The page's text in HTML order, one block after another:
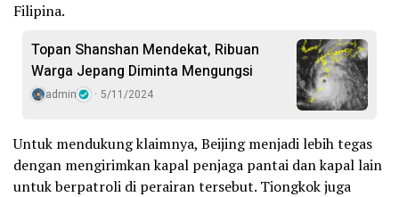
Filipina.
Topan Shanshan Mendekat, Ribuan
Warga Jepang Diminta Mengungsi
admin 5/11/2024
Untuk mendukung klaimnya, Beijing menjadi lebih tegas
dengan mengirimkan kapal penjaga pantai dan kapal lain
untuk berpatroli di perairan tersebut. Tiongkok juga